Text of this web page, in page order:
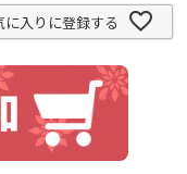
に入りに登録する